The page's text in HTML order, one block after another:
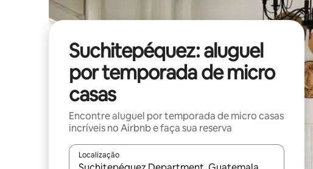
Suchitepéquez: aluguel
por temporada de micro
casas
Encontre aluguel por temporada de micro casas
incríveis no Airbnb e faça sua reserva
Localização
Quando os resultados estiverem disponíveis, explore-os